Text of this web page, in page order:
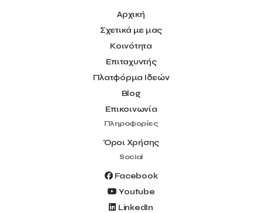
Αρχική
Σχετικά με μας
Κοινότητα
Επιταχυντής
Πλατφόρμα Ιδεών
Blog
Επικοινωνία
Πληροφορίες
Όροι Χρήσης
Social
Facebook
Youtube
LinkedIn